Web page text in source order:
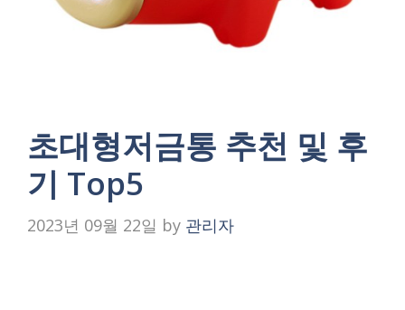
초대형저금통 추천 및 후
기 Top5
2023년 09월 22일 by 관리자